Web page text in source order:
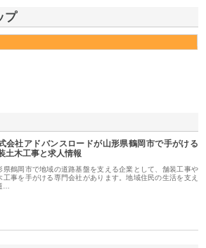
プ
会社アドバンスロードが山形県鶴岡市で手がける
土木工事と求人情報
県鶴岡市で地域の道路基盤を支える企業として、舗装工事や
工事を手がける専門会社があります。地域住民の生活を支え
…